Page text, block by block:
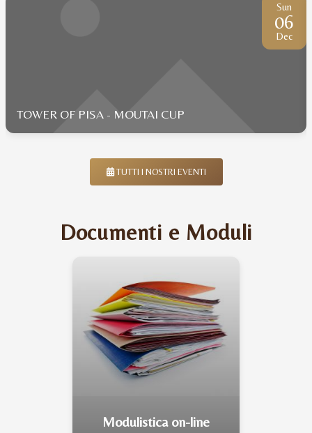
Sun
06
Dec
TOWER OF PISA - MOUTAI CUP
TUTTI I NOSTRI EVENTI
Documenti e Moduli
Modulistica on-line